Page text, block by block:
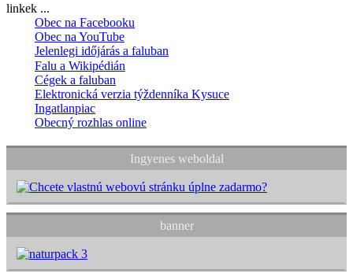
linkek ...
Obec na Facebooku
Obec na YouTube
Jelenlegi időjárás a faluban
Falu a Wikipédián
Cégek a faluban
Elektronická verzia týždenníka Kysuce
Ingatlanpiac
Obecný rozhlas online
Ingyenes weboldal
banner